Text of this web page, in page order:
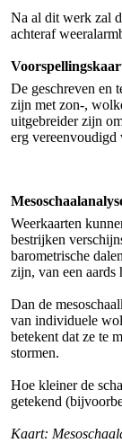
Na al dit werk zal
achteraf
De geschreven en
zijn met zon-,
uitgebreider zijn
erg vereenvoudigd
Weerkaarten
bestrijken
barometrische
zijn, van een aards
Dan de
van individuele
betekent dat ze te
stormen.
Hoe kleiner de
getekend
Kaart: